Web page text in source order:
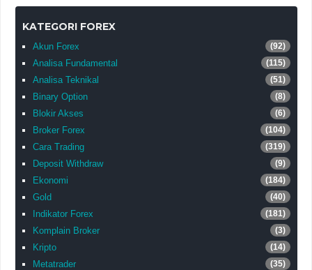
KATEGORI FOREX
Akun Forex (92)
Analisa Fundamental (115)
Analisa Teknikal (51)
Binary Option (8)
Blokir Akses (6)
Broker Forex (104)
Cara Trading (319)
Deposit Withdraw (9)
Ekonomi (184)
Gold (40)
Indikator Forex (181)
Komplain Broker (3)
Kripto (14)
Metatrader (35)